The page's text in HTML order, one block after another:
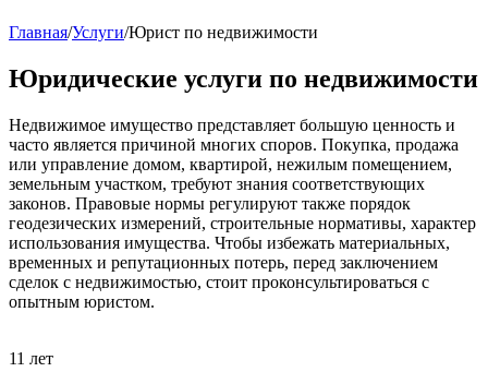
Главная/Услуги/Юрист по недвижимости
Юридические услуги по недвижимости
Недвижимое имущество представляет большую ценность и
часто является причиной многих споров. Покупка, продажа
или управление домом, квартирой, нежилым помещением,
земельным участком, требуют знания соответствующих
законов. Правовые нормы регулируют также порядок
геодезических измерений, строительные нормативы, характер
использования имущества. Чтобы избежать материальных,
временных и репутационных потерь, перед заключением
сделок с недвижимостью, стоит проконсультироваться с
опытным юристом.
11 лет